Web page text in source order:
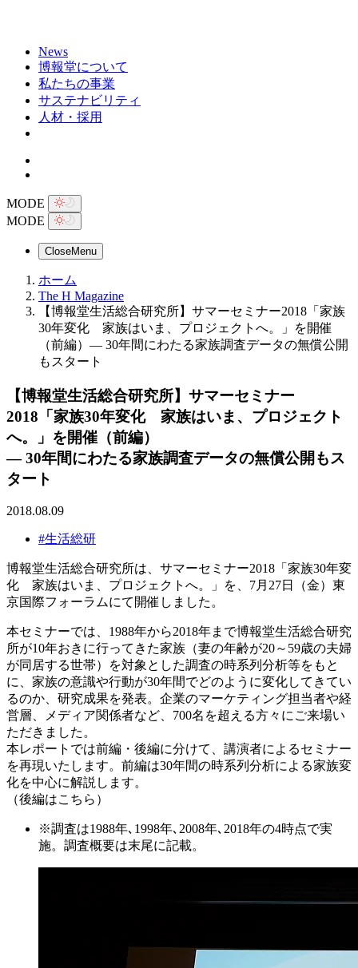
News
博報堂について
私たちの事業
サステナビリティ
人材・採用
MODE
MODE
CloseMenu
ホーム
The H Magazine
【博報堂生活総合研究所】サマーセミナー2018「家族
30年変化 家族はいま、プロジェクトへ。」を開催
（前編）― 30年間にわたる家族調査データの無償公開
もスタート
【博報堂生活総合研究所】サマーセミナー
2018「家族30年変化 家族はいま、プロジェクト
へ。」を開催（前編）
― 30年間にわたる家族調査データの無償公開もス
タート
2018.08.09
#生活総研
博報堂生活総合研究所は、サマーセミナー2018「家族30年変
化 家族はいま、プロジェクトへ。」を、7月27日（金）東
京国際フォーラムにて開催しました。
本セミナーでは、1988年から2018年まで博報堂生活総合研究
所が10年おきに行ってきた家族（妻の年齢が20～59歳の夫婦
が同居する世帯）を対象とした調査の時系列分析等をもと
に、家族の意識や行動が30年間でどのように変化してきてい
るのか、研究成果を発表。企業のマーケティング担当者や経
営層、メディア関係者など、700名を超える方々にご来場い
ただきました。
本レポートでは前編・後編に分けて、講演者によるセミナー
を再現いたします。前編は30年間の時系列分析による家族変
化を中心に解説します。
（後編はこちら）
※調査は1988年､1998年､2008年､2018年の4時点で実
施。調査概要は末尾に記載。